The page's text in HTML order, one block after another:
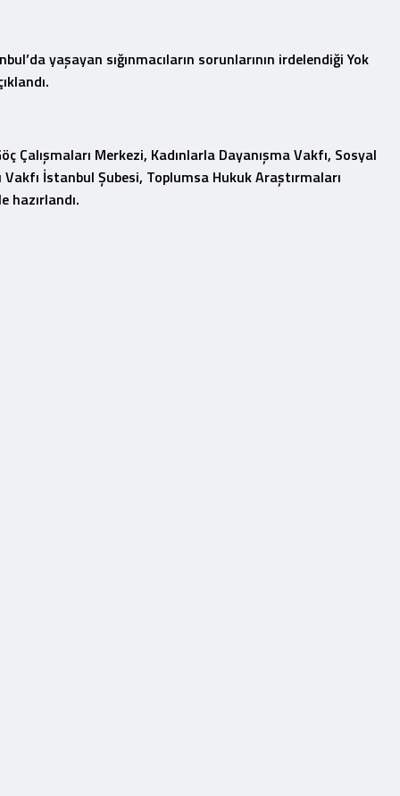
yaşayan sığınmacıların sorunlarının irdelendiği Yok
Merkezi, Kadınlarla Dayanışma Vakfı, Sosyal
İstanbul Şubesi, Toplumsa Hukuk Araştırmaları
hazırlandı.